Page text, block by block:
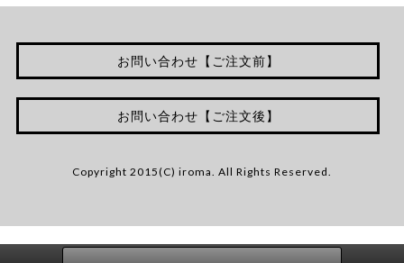
お問い合わせ【ご注文前】
お問い合わせ【ご注文後】
Copyright 2015(C) iroma. All Rights Reserved.